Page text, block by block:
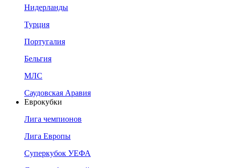
Нидерланды
Турция
Португалия
Бельгия
МЛС
Саудовская Аравия
Еврокубки
Лига чемпионов
Лига Европы
Суперкубок УЕФА